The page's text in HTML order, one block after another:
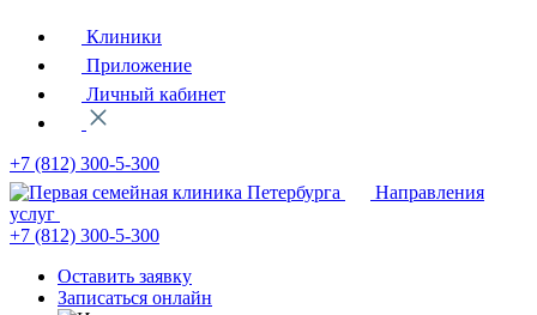
Клиники
Приложение
Личный кабинет
+7 (812) 300-5-300
Направления
услуг
+7 (812) 300-5-300
Оставить заявку
Записаться онлайн